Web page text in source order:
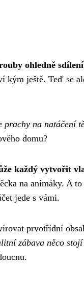
ohledně
ještě. Teď se
prachy na natáčení
domu?
každý vytvořit
na animáky. A
jede s vámi.
prvotřídní
zábava něco stojí